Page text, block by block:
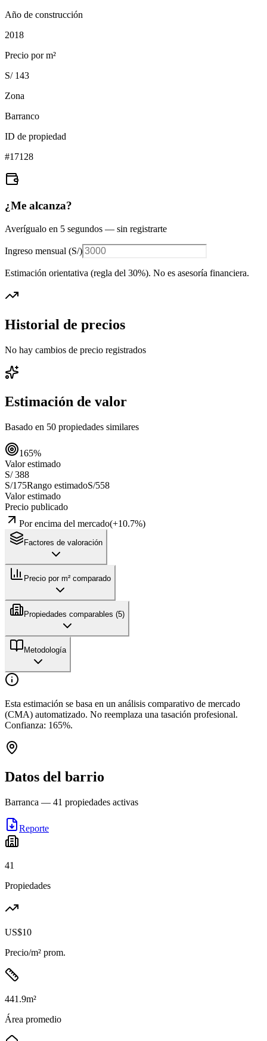
Año de construcción
2018
Precio por m²
S/ 143
Zona
Barranco
ID de propiedad
#17128
¿Me alcanza?
Averígualo en 5 segundos — sin registrarte
Ingreso mensual (S/)
Estimación orientativa (regla del 30%). No es asesoría financiera.
Historial de precios
No hay cambios de precio registrados
Estimación de valor
Basado en 50 propiedades similares
165%
Valor estimado
S/ 388
S/175Rango estimadoS/558
Valor estimado
Precio publicado
Por encima del mercado(+10.7%)
Factores de valoración
Precio por m² comparado
Propiedades comparables (5)
Metodología
Esta estimación se basa en un análisis comparativo de mercado
(CMA) automatizado. No reemplaza una tasación profesional.
Confianza: 165%.
Datos del barrio
Barranca — 41 propiedades activas
Reporte
41
Propiedades
US$10
Precio/m² prom.
441.9m²
Área promedio